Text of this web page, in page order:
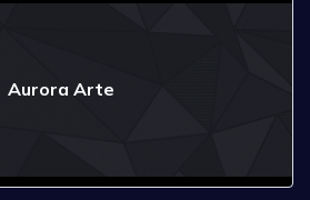
Aurora Arte